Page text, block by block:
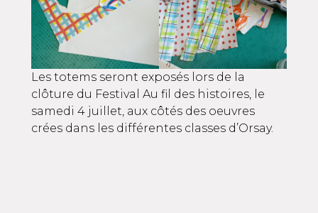
Les totems seront exposés lors de la
clôture du Festival Au fil des histoires, le
samedi 4 juillet, aux côtés des oeuvres
crées dans les différentes classes d’Orsay.